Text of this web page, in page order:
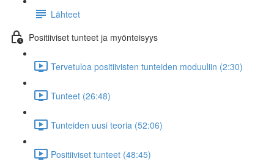
Lähteet
Positiiviset tunteet ja myönteisyys
Tervetuloa positiivisten tunteiden moduuliin (2:30)
Tunteet (26:48)
Tunteiden uusi teoria (52:06)
Positiiviset tunteet (48:45)